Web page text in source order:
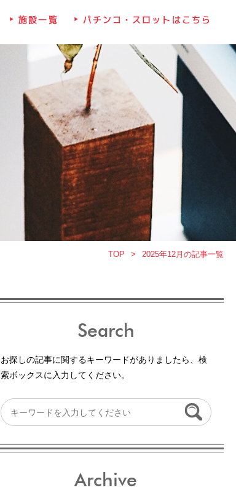
施設一覧 パチンコ・スロットはこちら
TOP 2025年12月の記事一覧
Search
お探しの記事に関するキーワードがありましたら、検
索ボックスに入力してください。
Archive